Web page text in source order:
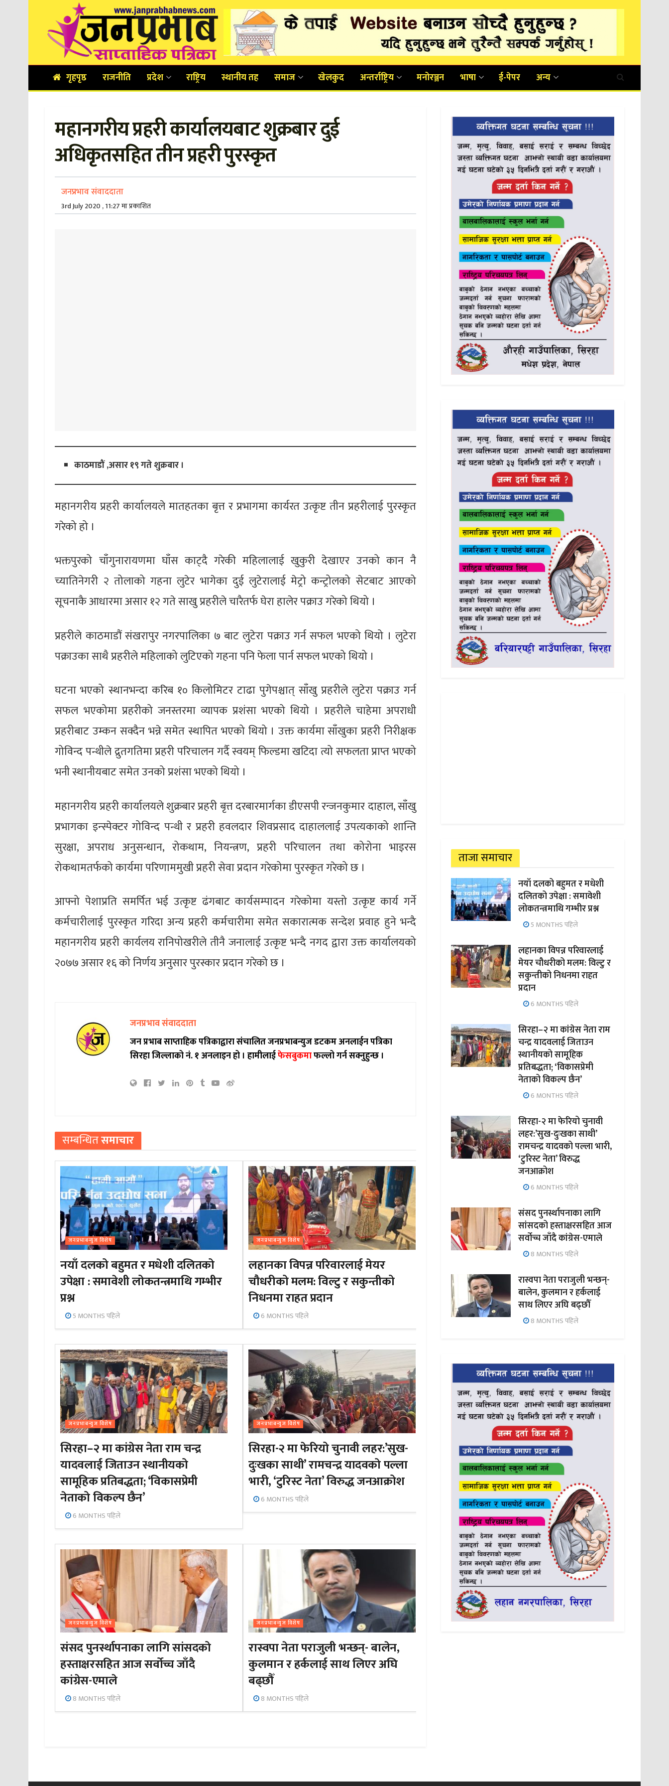
गृहपृष्ठ राजनीति प्रदेश राष्ट्रिय स्थानीय तह समाज खेलकुद अन्तर्राष्ट्रिय मनोरञ्जन भाषा ई-पेपर अन्य
महानगरीय प्रहरी कार्यालयबाट शुक्रबार दुई
अधिकृतसहित तीन प्रहरी पुरस्कृत
जनप्रभाव संवाददाता
3rd July 2020 , 11:27 मा प्रकाशित
काठमाडौं ,असार १९ गते शुक्रबार ।
महानगरीय प्रहरी कार्यालयले मातहतका बृत्त र प्रभागमा कार्यरत उत्कृष्ट तीन प्रहरीलाई पुरस्कृत
गरेको हो ।
भक्तपुरको चाँगुनारायणमा घाँस काट्दै गरेकी महिलालाई खुकुरी देखाएर उनको कान नै
च्यातिनेगरी २ तोलाको गहना लुटेर भागेका दुई लुटेरालाई मेट्रो कन्ट्रोलको सेटबाट आएको
सूचनाकै आधारमा असार १२ गते साखु प्रहरीले चारैतर्फ घेरा हालेर पक्राउ गरेको थियो ।
प्रहरीले काठमाडौं संखरापुर नगरपालिका ७ बाट लुटेरा पक्राउ गर्न सफल भएको थियो । लुटेरा
पक्राउका साथै प्रहरीले महिलाको लुटिएको गहना पनि फेला पार्न सफल भएको थियो ।
घटना भएको स्थानभन्दा करिब १० किलोमिटर टाढा पुगेपश्चात् साँखु प्रहरीले लुटेरा पक्राउ गर्न
सफल भएकोमा प्रहरीको जनस्तरमा व्यापक प्रशंसा भएको थियो । प्रहरीले चाहेमा अपराधी
प्रहरीबाट उम्कन सक्दैन भन्ने समेत स्थापित भएको थियो । उक्त कार्यमा साँखुका प्रहरी निरीक्षक
गोविन्द पन्थीले द्रुतगतिमा प्रहरी परिचालन गर्दै स्वयम् फिल्डमा खटिदा त्यो सफलता प्राप्त भएको
भनी स्थानीयबाट समेत उनको प्रशंसा भएको थियो ।
महानगरीय प्रहरी कार्यालयले शुक्रबार प्रहरी बृत्त दरबारमार्गका डीएसपी रन्जनकुमार दाहाल, साँखु
प्रभागका इन्स्पेक्टर गोविन्द पन्थी र प्रहरी हवलदार शिवप्रसाद दाहाललाई उपत्यकाको शान्ति
सुरक्षा, अपराध अनुसन्धान, रोकथाम, नियन्त्रण, प्रहरी परिचालन तथा कोरोना भाइरस
रोकथामतर्फको कार्यमा परिणाममुखी प्रहरी सेवा प्रदान गरेकोमा पुरस्कृत गरेको छ ।
आफ्नो पेशाप्रति समर्पित भई उत्कृष्ट ढंगबाट कार्यसम्पादन गरेकोमा यस्तो उत्कृष्ट कार्य गर्ने
कर्मचारीलाई पुरस्कृत गरिदा अन्य प्रहरी कर्मचारीमा समेत सकारात्मक सन्देश प्रवाह हुने भन्दै
महानगरीय प्रहरी कार्यलय रानिपोखरीले तीनै जनालाई उत्कृष्ट भन्दै नगद द्वारा उक्त कार्यालयको
२०७७ असार १६ को निर्णय अनुसार पुरस्कार प्रदान गरेको छ ।
जनप्रभाव संवाददाता
जन प्रभाब साप्ताहिक पत्रिकाद्वारा संचालित जनप्रभाबन्युज डटकम अनलाईन पत्रिका
सिरहा जिल्लाको नं. १ अनलाइन हो ।हामीलाईफेसबुकमाफल्लो गर्न सक्नुहुन्छ ।
सम्बन्धितसमाचार
जनप्रभाबन्युज विशेष
नयाँ दलको बहुमत र मधेशी दलितको
उपेक्षा : समावेशी लोकतन्त्रमाथि गम्भीर
प्रश्न
5 MONTHS पहिले
जनप्रभाबन्युज विशेष
लहानका विपन्न परिवारलाई मेयर
चौधरीको मलम: विल्टु र सकुन्तीको
निधनमा राहत प्रदान
6 MONTHS पहिले
जनप्रभाबन्युज विशेष
सिरहा–२ मा कांग्रेस नेता राम चन्द्र
यादवलाई जिताउन स्थानीयको
सामूहिक प्रतिबद्धता; ‘विकासप्रेमी
नेताको विकल्प छैन’
6 MONTHS पहिले
जनप्रभाबन्युज विशेष
सिरहा-२ मा फेरियो चुनावी लहर:’सुख-
दुःखका साथी’ रामचन्द्र यादवको पल्ला
भारी, ‘टुरिस्ट नेता’ विरुद्ध जनआक्रोश
6 MONTHS पहिले
जनप्रभाबन्युज विशेष
संसद पुनर्स्थापनाका लागि सांसदको
हस्ताक्षरसहित आज सर्वोच्च जाँदै
कांग्रेस-एमाले
8 MONTHS पहिले
जनप्रभाबन्युज विशेष
रास्वपा नेता पराजुली भन्छन्- बालेन,
कुलमान र हर्कलाई साथ लिएर अघि
बढ्छौँ
8 MONTHS पहिले
ताजा समाचार
नयाँ दलको बहुमत र मधेशी
दलितको उपेक्षा : समावेशी
लोकतन्त्रमाथि गम्भीर प्रश्न
5 MONTHS पहिले
लहानका विपन्न परिवारलाई
मेयर चौधरीको मलम: विल्टु र
सकुन्तीको निधनमा राहत
प्रदान
6 MONTHS पहिले
सिरहा–२ मा कांग्रेस नेता राम
चन्द्र यादवलाई जिताउन
स्थानीयको सामूहिक
प्रतिबद्धता; ‘विकासप्रेमी
नेताको विकल्प छैन’
6 MONTHS पहिले
सिरहा-२ मा फेरियो चुनावी
लहर:’सुख-दुःखका साथी’
रामचन्द्र यादवको पल्ला भारी,
‘टुरिस्ट नेता’ विरुद्ध
जनआक्रोश
6 MONTHS पहिले
संसद पुनर्स्थापनाका लागि
सांसदको हस्ताक्षरसहित आज
सर्वोच्च जाँदै कांग्रेस-एमाले
8 MONTHS पहिले
रास्वपा नेता पराजुली भन्छन्-
बालेन, कुलमान र हर्कलाई
साथ लिएर अघि बढ्छौँ
8 MONTHS पहिले